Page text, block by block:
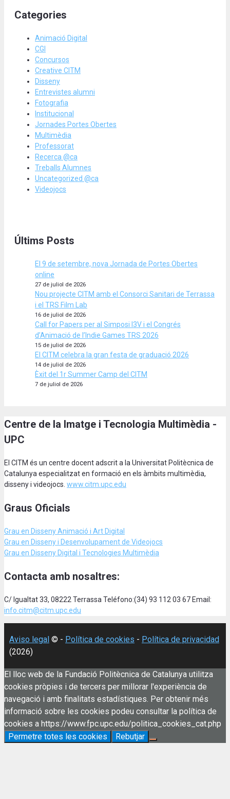
Categories
Animació Digital
CGI
Concursos
Creative CITM
Disseny
Entrevistes alumni
Fotografia
Institucional
Jornades Portes Obertes
Multimèdia
Professorat
Recerca @ca
Treballs Alumnes
Uncategorized @ca
Videojocs
Últims Posts
El 9 de setembre, nova Jornada de Portes Obertes
online
27 de juliol de 2026
Nou projecte CITM amb el Consorci Sanitari de Terrassa
i el TRS Film Lab
16 de juliol de 2026
Call for Papers per al Simposi I3V i el Congrés
d’Animació de l’Indie Games TRS 2026
15 de juliol de 2026
El CITM celebra la gran festa de graduació 2026
14 de juliol de 2026
Èxit del 1r Summer Camp del CITM
7 de juliol de 2026
Centre de la Imatge i Tecnologia Multimèdia -
UPC
El CITM és un centre docent adscrit a la Universitat Politècnica de
Catalunya especialitzat en formació en els àmbits multimèdia,
disseny i videojocs. www.citm.upc.edu
Graus Oficials
Grau en Disseny Animació i Art Digital
Grau en Disseny i Desenvolupament de Videojocs
Grau en Disseny Digital i Tecnologies Multimèdia
Contacta amb nosaltres:
C/ Igualtat 33, 08222 Terrassa Teléfono:(34) 93 112 03 67 Email:
info.citm@citm.upc.edu
Aviso legal © - Política de cookies - Política de privacidad
(2026)
El lloc web de la Fundació Politècnica de Catalunya utilitza
cookies pròpies i de tercers per millorar l'experiència de
navegació i amb finalitats estadístiques. Per obtenir més
informació sobre les cookies podeu consultar la política de
cookies a https://www.fpc.upc.edu/politica_cookies_cat.php
Permetre totes les cookies
Rebutjar